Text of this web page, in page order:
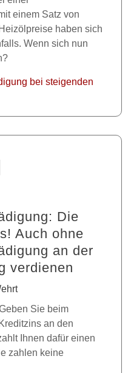
einem Satz von
haben sich
Wenn sich nun
bei steigenden
Die
Auch ohne
an der
verdienen
Sie beim
an den
Ihnen dafür einen
zahlen keine